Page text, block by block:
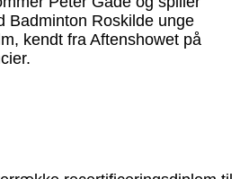
Badminton Roskilde unge
kendt fra Aftenshowet på